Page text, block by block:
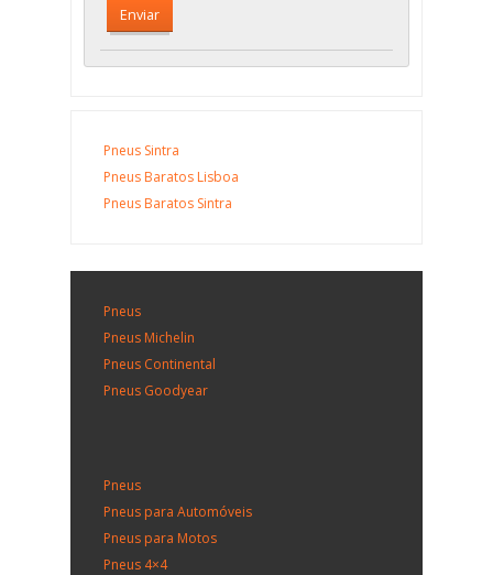
Pneus Sintra
Pneus Baratos Lisboa
Pneus Baratos Sintra
Pneus
Pneus Michelin
Pneus Continental
Pneus Goodyear
Pneus
Pneus para Automóveis
Pneus para Motos
Pneus 4×4